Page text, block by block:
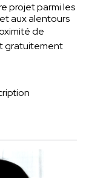
projet parmi les
aux alentours
de
gratuitement